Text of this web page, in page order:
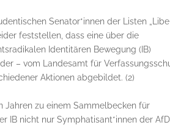
Senator*innen der Listen
feststellen, dasseine überdie
Identitären Bewegung(IB)
– vom Landesamt für
Aktionen abgebildet. (2)
Jahren zu einem Sammelbeckenfür
IB nicht nurSymphatisant*innen der